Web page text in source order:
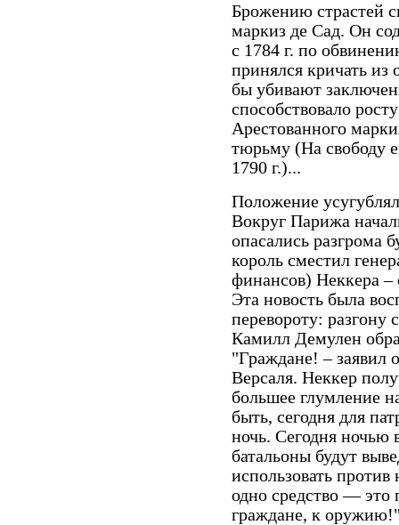
Брожению страстей
маркиз де Сад. Он
с 1784 г. по
принялся кричать
бы убивают
способствовало
Арестованного
тюрьму (На свободу
1790 г.)...
Положение
Вокруг Парижа
опасались разгрома
король сместил
финансов) Неккера
Эта новость была
перевороту:
Камилл Демулен
"Граждане! – заявил
Версаля. Неккер
большее глумление
быть, сегодня для
ночь. Сегодня ночью
батальоны будут
использовать против
одно средство —
граждане, к